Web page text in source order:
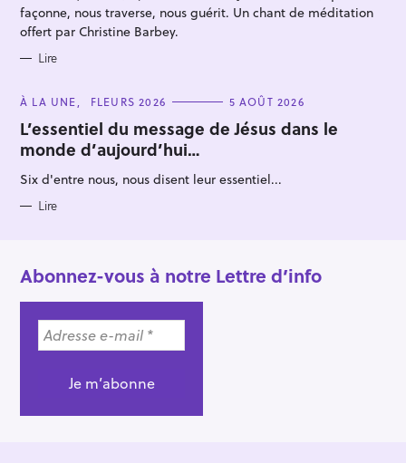
façonne, nous traverse, nous guérit. Un chant de méditation
offert par Christine Barbey.
Lire
C
T
E
G
O
R
I
S
À LA UNE FLEURS 2026 5 AOÛT 2026
L’essentiel du message de Jésus dans le
monde d’aujourd’hui…
Six d'entre nous, nous disent leur essentiel...
Lire
Abonnez-vous à notre Lettre d’info